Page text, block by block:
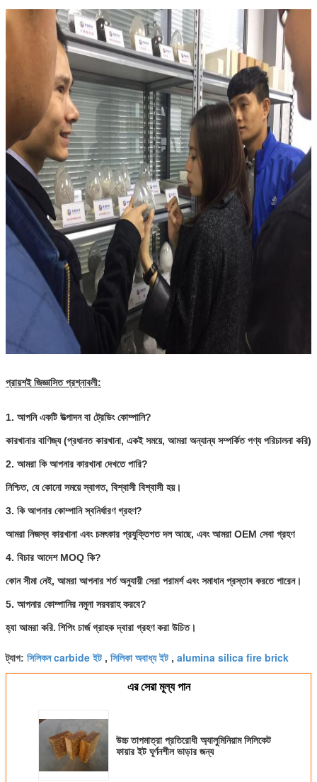
আমরা শীঘ্রই আপনাকে আবার কল
জমা দিন
প্রায়শই জিজ্ঞাসিত প্রশ্নাবলী:
1. আপনি একটি উত্পাদন বা ট্রেডিং কোম্পানি?
কারখানার বাণিজ্য (প্রধানত কারখানা, একই সময়ে, আমরা অন্যান্য সম্পর্কিত পণ্য পরিচালনা করি)
2. আমরা কি আপনার কারখানা দেখতে পারি?
নিশ্চিত, যে কোনো সময়ে স্বাগত, বিশ্বাসী বিশ্বাসী হয়।
3. কি আপনার কোম্পানি স্বনির্ধারণ গ্রহণ?
আমরা নিজস্ব কারখানা এবং চমৎকার প্রযুক্তিগত দল আছে, এবং আমরা OEM সেবা গ্রহণ
4. বিচার আদেশ MOQ কি?
কোন সীমা নেই, আমরা আপনার শর্ত অনুযায়ী সেরা পরামর্শ এবং সমাধান প্রস্তাব করতে পারেন।
5. আপনার কোম্পানির নমুনা সরবরাহ করবে?
হ্যা আমরা করি. শিপিং চার্জ গ্রাহক দ্বারা গ্রহণ করা উচিত।
ট্যাগ: সিলিকন carbide ইট, সিলিকা অবাধ্য ইট, alumina silica fire brick
এর সেরা মূল্য পান
উচ্চ তাপমাত্রা প্রতিরোধী অ্যালুমিনিয়াম সিলিকেট
ফায়ার ইট ঘূর্ণনশীল ভাড়ার জন্য